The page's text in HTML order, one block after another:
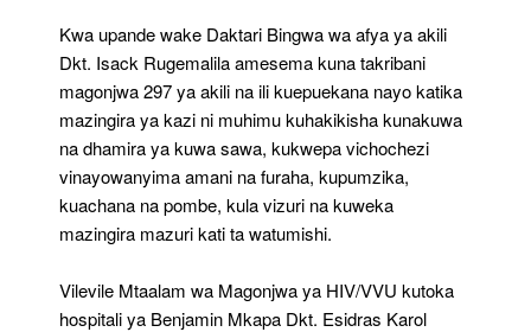
Kwa upande wake Daktari Bingwa wa afya ya akili
Dkt. Isack Rugemalila amesema kuna takribani
magonjwa 297 ya akili na ili kuepuekana nayo katika
mazingira ya kazi ni muhimu kuhakikisha kunakuwa
na dhamira ya kuwa sawa, kukwepa vichochezi
vinayowanyima amani na furaha, kupumzika,
kuachana na pombe, kula vizuri na kuweka
mazingira mazuri kati ta watumishi.
Vilevile Mtaalam wa Magonjwa ya HIV/VVU kutoka
hospitali ya Benjamin Mkapa Dkt. Esidras Karol